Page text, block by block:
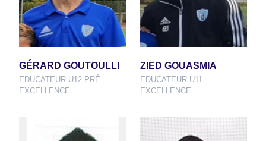
GÉRARD GOUTOULLI
EDUCATEUR U12 PRÉ-
EXCELLENCE
ZIED GOUASMIA
EDUCATEUR U11
EXCELLENCE